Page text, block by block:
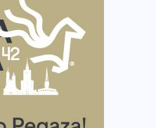
Warszawskiego.
uczestników
– praktyczny
treningi wystarczą? Jak